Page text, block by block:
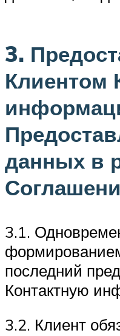
3.
Клиентом
данных в
3.1.
последний
Контактную
3.2. Клиент